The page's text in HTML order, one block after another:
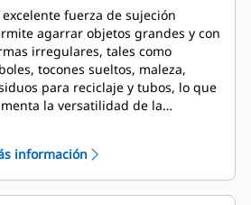
excelente fuerza de sujeción
agarrar objetos grandes y con
irregulares, tales como
tocones sueltos, maleza,
para reciclaje y tubos, lo que
la versatilidad de la
información